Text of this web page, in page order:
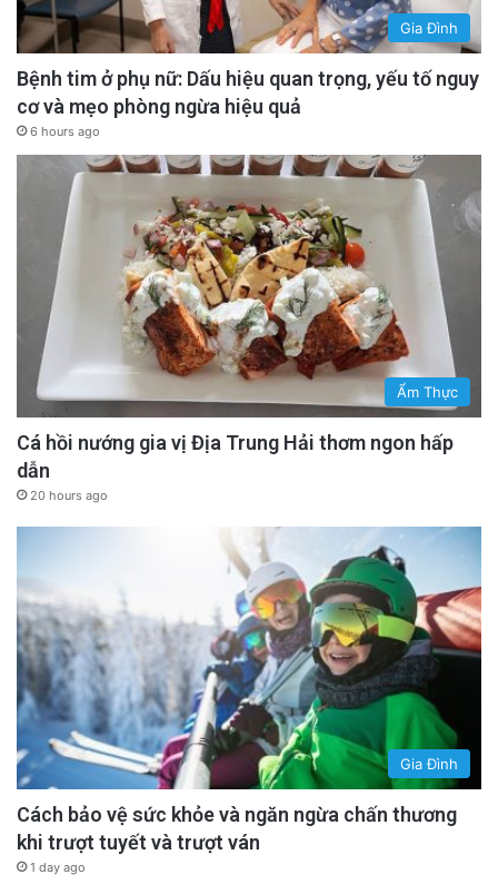
Gia Đình
Bệnh tim ở phụ nữ: Dấu hiệu quan trọng, yếu tố nguy
cơ và mẹo phòng ngừa hiệu quả
6 hours ago
Ẩm Thực
Cá hồi nướng gia vị Địa Trung Hải thơm ngon hấp
dẫn
20 hours ago
Gia Đình
Cách bảo vệ sức khỏe và ngăn ngừa chấn thương
khi trượt tuyết và trượt ván
1 day ago